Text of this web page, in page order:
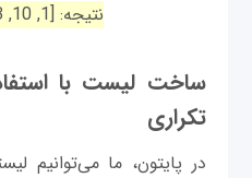
print(numbers) # نتیجه: [1, 10, 3, 4, 5]
ساخت لیست با
تکراری
در پایتون، ما می‌توانیم